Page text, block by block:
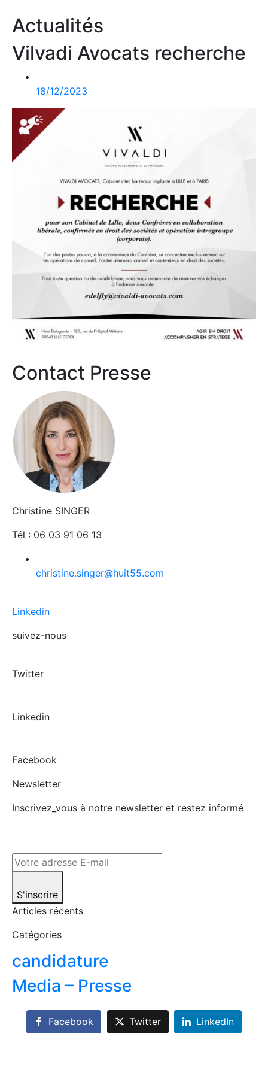
Actualités
Vilvadi Avocats recherche
18/12/2023
Contact Presse
Christine SINGER
Tél : 06 03 91 06 13
christine.singer@huit55.com
Linkedin
suivez-nous
Twitter
Linkedin
Facebook
Newsletter
Inscrivez_vous à notre newsletter et restez informé
S'inscrire
Articles récents
Catégories
candidature
Media – Presse
Facebook Twitter LinkedIn